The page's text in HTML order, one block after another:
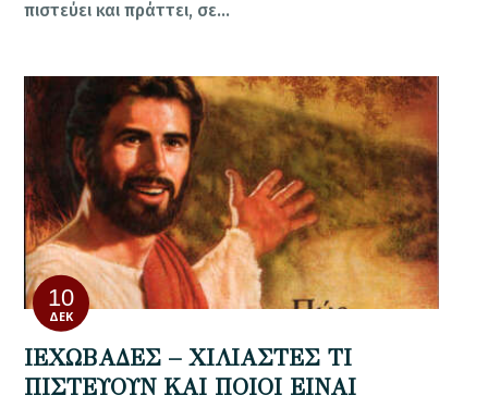
πιστεύει και πράττει, σε…
10
ΔΕΚ
ΙΕΧΩΒΑΔΕΣ – ΧΙΛΙΑΣΤΕΣ ΤΙ
ΠΙΣΤΕΥΟΥΝ ΚΑΙ ΠΟΙΟΙ ΕΙΝΑΙ